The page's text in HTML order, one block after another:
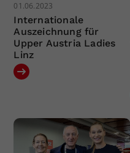
01.06.2023
Internationale
Auszeichnung für
Upper Austria Ladies
Linz